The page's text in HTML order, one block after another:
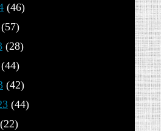
(46)
(57)
(28)
(44)
(42)
(44)
(22)